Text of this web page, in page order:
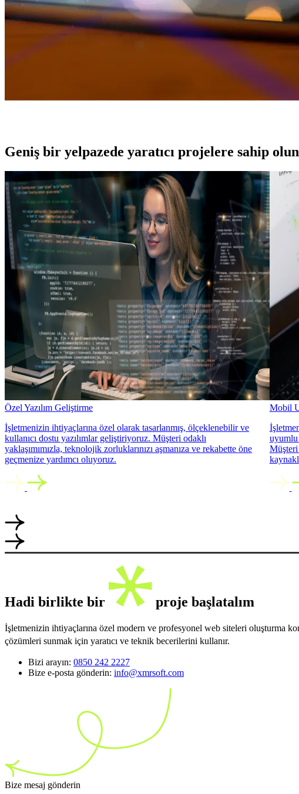
Geniş bir yelpazede yaratıcı projelere sahip olun
Özel Yazılım Geliştirme
İşletmenizin ihtiyaçlarına özel olarak tasarlanmış, ölçeklenebilir ve
kullanıcı dostu yazılımlar geliştiriyoruz. Müşteri odaklı
yaklaşımımızla, teknolojik zorluklarınızı aşmanıza ve rekabette öne
geçmenize yardımcı oluyoruz.
Mobil
uyumlu
Hadi birlikte bir proje başlatalım
İşletmenizin ihtiyaçlarına özel modern ve profesyonel web siteleri oluşturma
çözümleri sunmak için yaratıcı ve teknik becerilerini kullanır.
Bizi arayın: 0850 242 2227
Bize e-posta gönderin: info@xmrsoft.com
Bize mesaj gönderin